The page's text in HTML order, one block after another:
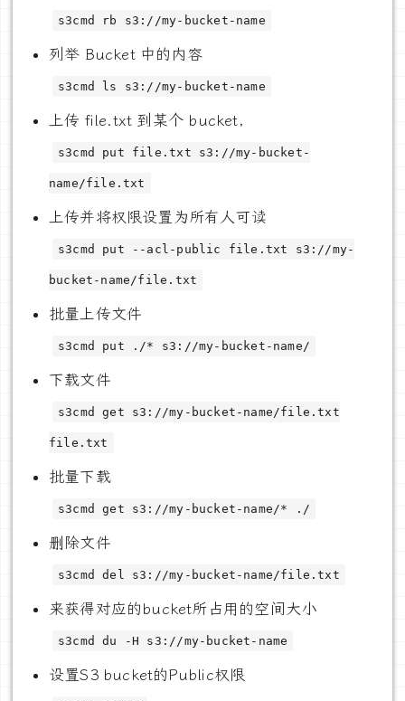
s3cmd rb s3://my-bucket-name
列举 Bucket 中的内容
s3cmd ls s3://my-bucket-name
上传 file.txt 到某个 bucket，
s3cmd put file.txt s3://my-bucket-
name/file.txt
上传并将权限设置为所有人可读
s3cmd put --acl-public file.txt s3://my-
bucket-name/file.txt
批量上传文件
s3cmd put ./* s3://my-bucket-name/
下载文件
s3cmd get s3://my-bucket-name/file.txt
file.txt
批量下载
s3cmd get s3://my-bucket-name/* ./
删除文件
s3cmd del s3://my-bucket-name/file.txt
来获得对应的bucket所占用的空间大小
s3cmd du -H s3://my-bucket-name
设置S3 bucket的Public权限